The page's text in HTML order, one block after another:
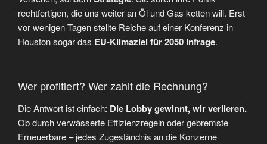
rechtfertigen, die uns weiter an Öl und Gas ketten will. Erst
vor wenigen Tagen stellte Reiche auf einer Konferenz in
Houston sogar das EU-Klimaziel für 2050 infrage.
Wer profitiert? Wer zahlt die Rechnung?
Die Antwort ist einfach: Die Lobby gewinnt, wir verlieren.
Ob durch verwässerte Effizienzregeln oder gebremste
Erneuerbare – jedes Zugeständnis an die Konzerne